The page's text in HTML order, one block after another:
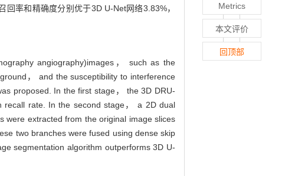
率和精确度分别优于3D U-Net网络3.83%，
angiography)images， such as the
， and the susceptibility to interference
proposed. In the first stage， the 3D DRU-
recall rate. In the second stage， a 2D dual
were extracted from the original image slices
two branches were fused using dense skip
segmentation algorithm outperforms 3D U-
Metrics
本文评价
回顶部